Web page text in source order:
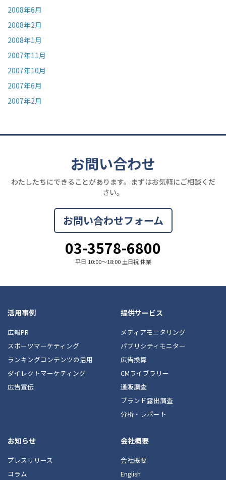
2008年6月
2008年2月
2008年1月
2007年11月
2007年10月
2007年6月
2007年2月
お問い合わせ
わたしたちにできることがあります。まずはお気軽にご相談くだ
さい。
お問い合わせフォーム
03-3578-6800
平日 10:00〜18:00 土日祝 休業
活用事例
広報PR
スポーツマーケティング
ランキングコンテンツの活用
ダイレクトマーケティング
広告宣伝
提供サービス
メディアモニタリング
パブリシティモニター
広告換算
CMライブラリー
通販調査
ブランド露出調査
分析・レポート
お知らせ
プレスリリース
コラム
会社概要
会社概要
English